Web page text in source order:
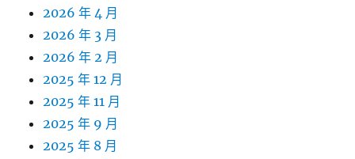
2026 年 4 月
2026 年 3 月
2026 年 2 月
2025 年 12 月
2025 年 11 月
2025 年 9 月
2025 年 8 月